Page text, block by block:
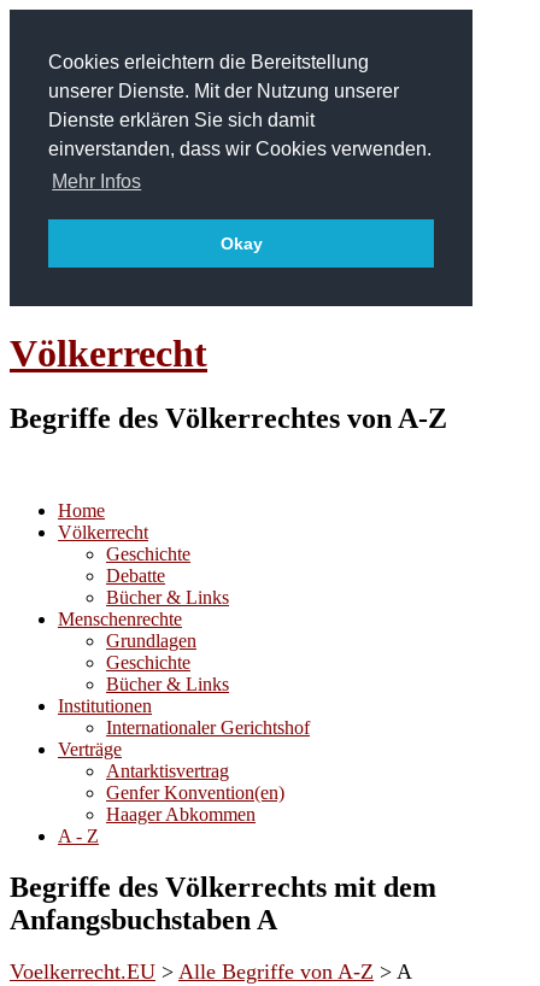
Cookies erleichtern die Bereitstellung
unserer Dienste. Mit der Nutzung unserer
Dienste erklären Sie sich damit
einverstanden, dass wir Cookies verwenden.
Mehr Infos
Okay
Völkerrecht
Begriffe des Völkerrechtes von A-Z
Home
Völkerrecht
Geschichte
Debatte
Bücher & Links
Menschenrechte
Grundlagen
Geschichte
Bücher & Links
Institutionen
Internationaler Gerichtshof
Verträge
Antarktisvertrag
Genfer Konvention(en)
Haager Abkommen
A - Z
Begriffe des Völkerrechts mit dem
Anfangsbuchstaben A
Voelkerrecht.EU > Alle Begriffe von A-Z > A